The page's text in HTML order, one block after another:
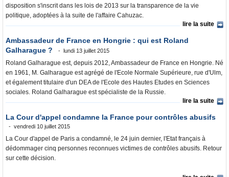
disposition s'inscrit dans les lois de 2013 sur la transparence de la vie
politique, adoptées à la suite de l'affaire Cahuzac.
lire la suite
Ambassadeur de France en Hongrie : qui est Roland
Galharague ?
lundi 13 juillet 2015
Roland Galharague est, depuis 2012, Ambassadeur de France en Hongrie. Né
en 1961, M. Galharague est agrégé de l'Ecole Normale Supérieure, rue d'Ulm,
et également titulaire d'un DEA de l'Ecole des Hautes Etudes en Sciences
sociales. Roland Galharague est spécialiste de la Russie.
lire la suite
La Cour d'appel condamne la France pour contrôles abusifs
vendredi 10 juillet 2015
La Cour d'appel de Paris a condamné, le 24 juin dernier, l'Etat français à
dédommager cinq personnes reconnues victimes de contrôles abusifs. Retour
sur cette décision.